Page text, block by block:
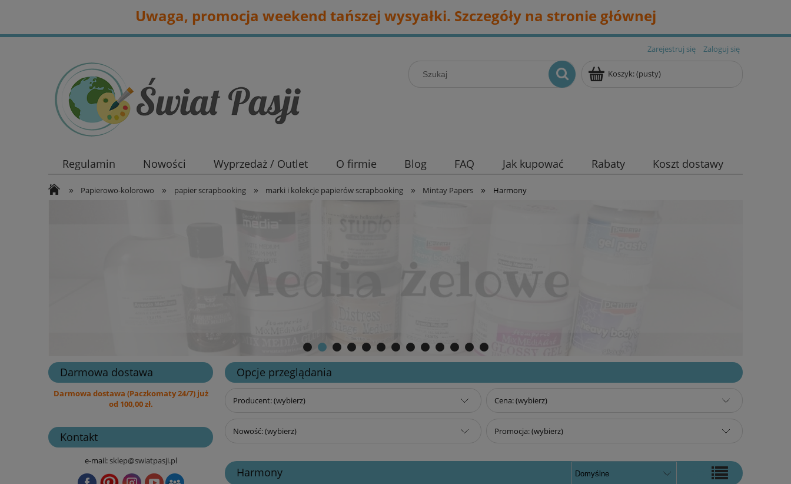
Uwaga, promocja weekend tańszej wysyałki. Szczegóły na stronie głównej
Zarejestruj się Zaloguj się
Koszyk:(pusty)
Regulamin Nowości Wyprzedaż / Outlet O firmie Blog FAQ Jak kupować Rabaty Koszt dostawy
» Papierowo-kolorowo » papier scrapbooking » marki i kolekcje papierów scrapbooking » Mintay Papers » Harmony
Darmowa dostawa
Darmowa dostawa (Paczkomaty 24/7) już
od 100,00 zł.
Kontakt
e-mail:sklep@swiatpasji.pl
Opcje przeglądania
Producent: (wybierz) Cena: (wybierz)
Nowość: (wybierz) Promocja: (wybierz)
Harmony